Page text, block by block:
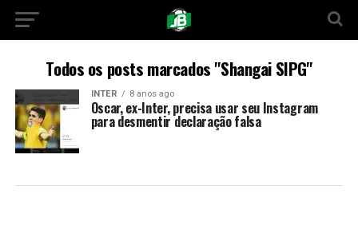
Todos os posts marcados "Shangai SIPG"
INTER 8 anos ago
Oscar, ex-Inter, precisa usar seu Instagram
para desmentir declaração falsa